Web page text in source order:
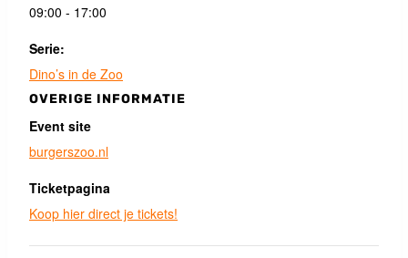
09:00 - 17:00
Serie:
Dino’s in de Zoo
OVERIGE INFORMATIE
Event site
burgerszoo.nl
Ticketpagina
Koop hier direct je tickets!